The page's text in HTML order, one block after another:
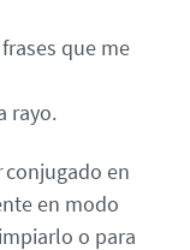
que me
rayo.
conjugado en
en modo
o para